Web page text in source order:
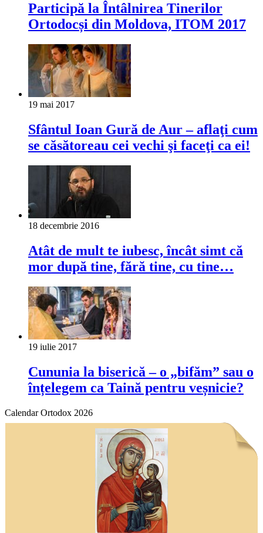
Participă la Întâlnirea Tinerilor
Ortodocși din Moldova, ITOM 2017
19 mai 2017
Sfântul Ioan Gură de Aur – aflaţi cum
se căsătoreau cei vechi şi faceţi ca ei!
18 decembrie 2016
Atât de mult te iubesc, încât simt că
mor după tine, fără tine, cu tine…
19 iulie 2017
Cununia la biserică ‒ o „bifăm” sau o
înțelegem ca Taină pentru veșnicie?
Calendar Ortodox 2026